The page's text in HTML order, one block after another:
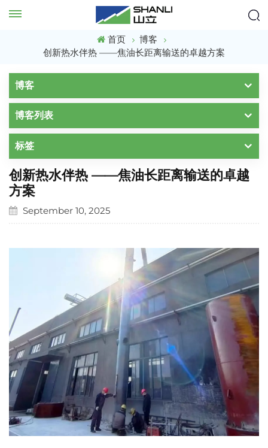
首页
博客
创新热水伴热 ——焦油长距离输送的卓越方案
博客
博客列表
标签
创新热水伴热 ——焦油长距离输送的卓越
方案
September 10, 2025